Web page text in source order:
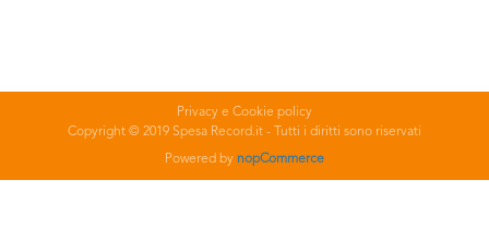
Privacy e Cookie policy
Copyright © 2019 Spesa Record.it - Tutti i diritti sono riservati
Powered by nopCommerce